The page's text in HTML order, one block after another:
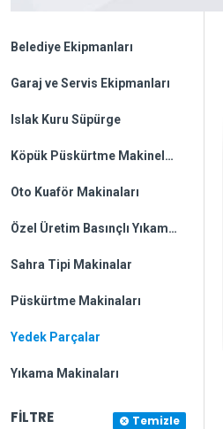
Belediye Ekipmanları
Garaj ve Servis Ekipmanları
Islak Kuru Süpürge
Köpük Püskürtme Makineleri
Oto Kuaför Makinaları
Özel Üretim Basınçlı Yıkama Makinaları
Sahra Tipi Makinalar
Püskürtme Makinaları
Yedek Parçalar
Yıkama Makinaları
FILTRE Temizle